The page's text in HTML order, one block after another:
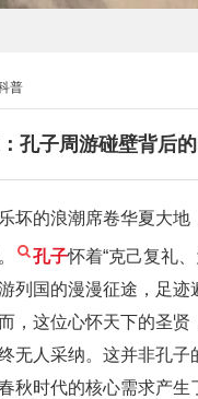
普
孔子周游碰壁背后
坏的浪潮席卷华夏大地
孔子怀着“克己复礼
列国的漫漫征途，足迹
，这位心怀天下的圣贤
无人采纳。这并非孔子
秋时代的核心需求产生